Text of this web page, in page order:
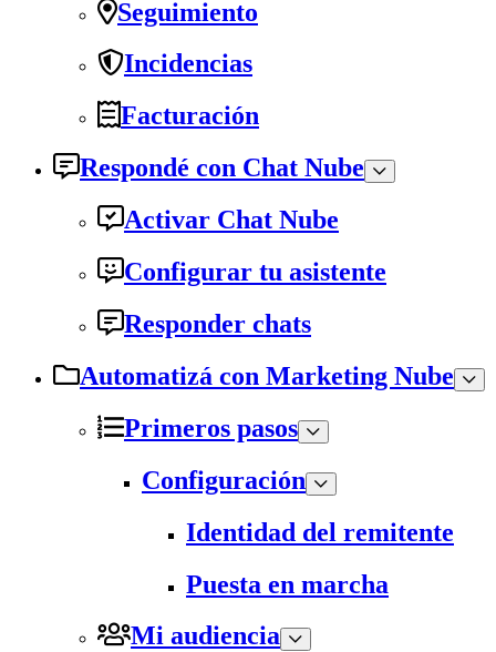
Seguimiento
Incidencias
Facturación
Respondé con Chat Nube
Activar Chat Nube
Configurar tu asistente
Responder chats
Automatizá con Marketing Nube
Primeros pasos
Configuración
Identidad del remitente
Puesta en marcha
Mi audiencia